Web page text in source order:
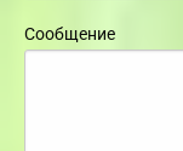
Сообщение